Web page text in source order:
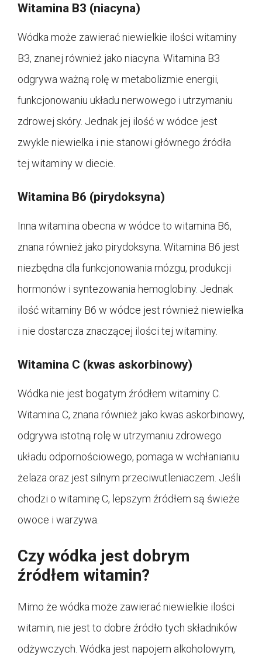
Witamina B3 (niacyna)
Wódka może zawierać niewielkie ilości witaminy
B3, znanej również jako niacyna. Witamina B3
odgrywa ważną rolę w metabolizmie energii,
funkcjonowaniu układu nerwowego i utrzymaniu
zdrowej skóry. Jednak jej ilość w wódce jest
zwykle niewielka i nie stanowi głównego źródła
tej witaminy w diecie.
Witamina B6 (pirydoksyna)
Inna witamina obecna w wódce to witamina B6,
znana również jako pirydoksyna. Witamina B6 jest
niezbędna dla funkcjonowania mózgu, produkcji
hormonów i syntezowania hemoglobiny. Jednak
ilość witaminy B6 w wódce jest również niewielka
i nie dostarcza znaczącej ilości tej witaminy.
Witamina C (kwas askorbinowy)
Wódka nie jest bogatym źródłem witaminy C.
Witamina C, znana również jako kwas askorbinowy,
odgrywa istotną rolę w utrzymaniu zdrowego
układu odpornościowego, pomaga w wchłanianiu
żelaza oraz jest silnym przeciwutleniaczem. Jeśli
chodzi o witaminę C, lepszym źródłem są świeże
owoce i warzywa.
Czy wódka jest dobrym
źródłem witamin?
Mimo że wódka może zawierać niewielkie ilości
witamin, nie jest to dobre źródło tych składników
odżywczych. Wódka jest napojem alkoholowym,